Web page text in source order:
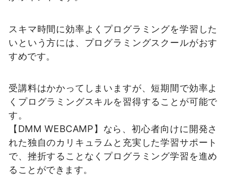
スキマ時間に効率よくプログラミングを学習した
いという方には、プログラミングスクールがおす
すめです。
受講料はかかってしまいますが、短期間で効率よ
くプログラミングスキルを習得することが可能で
す。
【DMM WEBCAMP】なら、初心者向けに開発さ
れた独自のカリキュラムと充実した学習サポート
で、挫折することなくプログラミング学習を進め
ることができます。